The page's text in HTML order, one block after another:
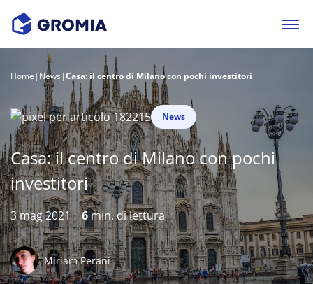
Home | News |Casa: il centro di Milano con pochi investitori
News
Casa: il centro di Milano con pochi
investitori
3 mag 2021 6min. di lettura
Miriam Perani